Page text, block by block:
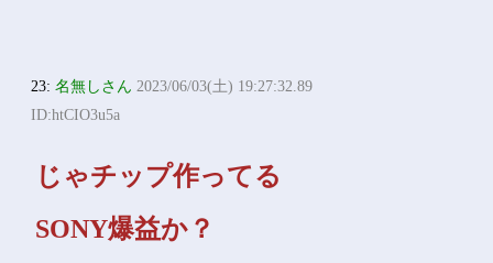
23:名無しさん 2023/06/03(土) 19:27:32.89
ID:htCIO3u5a
じゃチップ作ってる
SONY爆益か？